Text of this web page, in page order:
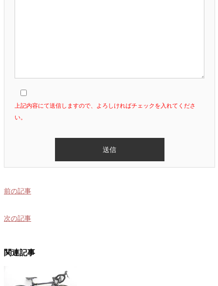
上記内容にて送信しますので、よろしければチェックを入れてくださ
い。
前の記事
次の記事
関連記事